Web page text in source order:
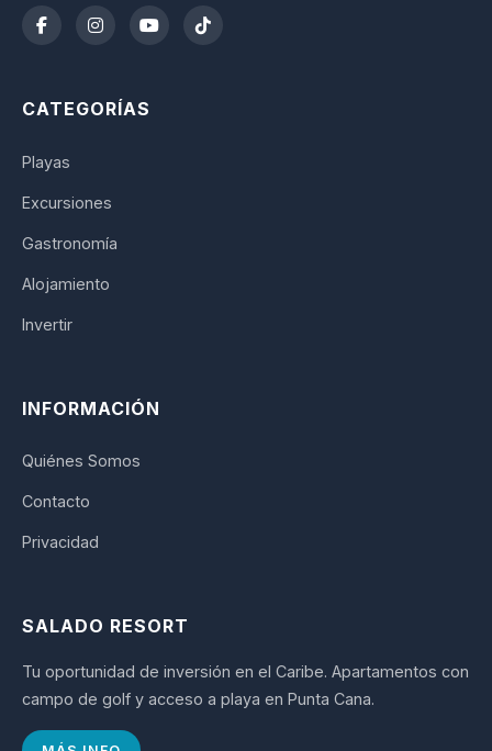
CATEGORÍAS
Playas
Excursiones
Gastronomía
Alojamiento
Invertir
INFORMACIÓN
Quiénes Somos
Contacto
Privacidad
SALADO RESORT
Tu oportunidad de inversión en el Caribe. Apartamentos con
campo de golf y acceso a playa en Punta Cana.